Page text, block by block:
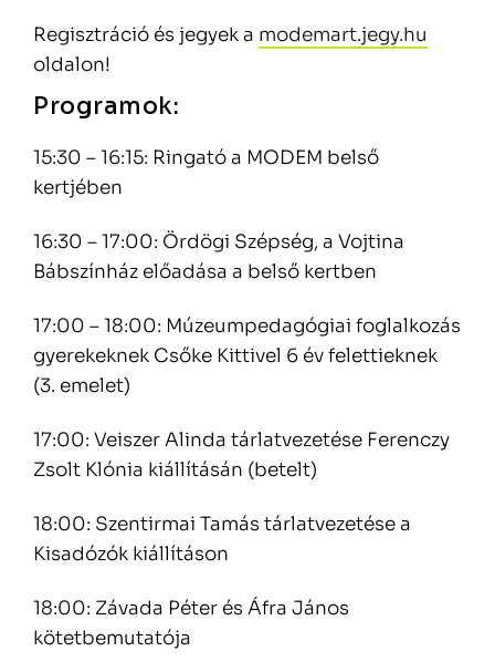
Regisztráció és jegyek a modemart.jegy.hu
oldalon!
Programok:
15:30 – 16:15: Ringató a MODEM belső
kertjében
16:30 – 17:00: Ördögi Szépség, a Vojtina
Bábszínház előadása a belső kertben
17:00 – 18:00: Múzeumpedagógiai foglalkozás
gyerekeknek Csőke Kittivel 6 év felettieknek
(3. emelet)
17:00: Veiszer Alinda tárlatvezetése Ferenczy
Zsolt Klónia kiállításán (betelt)
18:00: Szentirmai Tamás tárlatvezetése a
Kisadózók kiállításon
18:00: Závada Péter és Áfra János
kötetbemutatója